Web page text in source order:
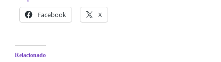
Facebook X
Relacionado